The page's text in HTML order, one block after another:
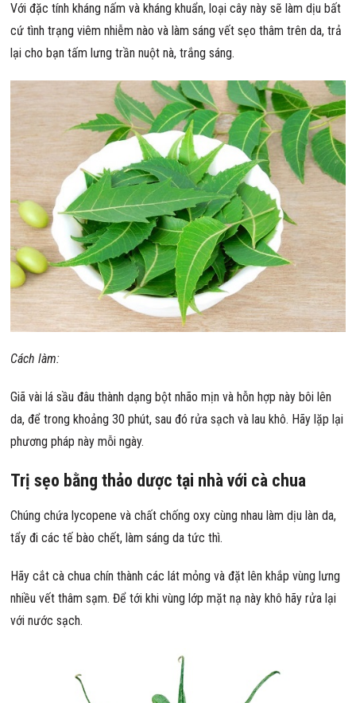
Với đặc tính kháng nấm và kháng khuẩn, loại cây này sẽ làm dịu bất
cứ tình trạng viêm nhiễm nào và làm sáng vết sẹo thâm trên da, trả
lại cho bạn tấm lưng trần nuột nà, trắng sáng.
Cách làm:
Giã vài lá sầu đâu thành dạng bột nhão mịn và hỗn hợp này bôi lên
da, để trong khoảng 30 phút, sau đó rửa sạch và lau khô. Hãy lặp lại
phương pháp này mỗi ngày.
Trị sẹo bằng thảo dược tại nhà với cà chua
Chúng chứa lycopene và chất chống oxy cùng nhau làm dịu làn da,
tẩy đi các tế bào chết, làm sáng da tức thì.
Hãy cắt cà chua chín thành các lát mỏng và đặt lên khắp vùng lưng
nhiều vết thâm sạm. Để tới khi vùng lớp mặt nạ này khô hãy rửa lại
với nước sạch.